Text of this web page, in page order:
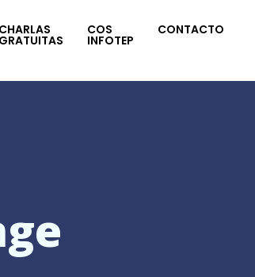
CHARLAS
GRATUITAS
COS
INFOTEP
CONTACTO